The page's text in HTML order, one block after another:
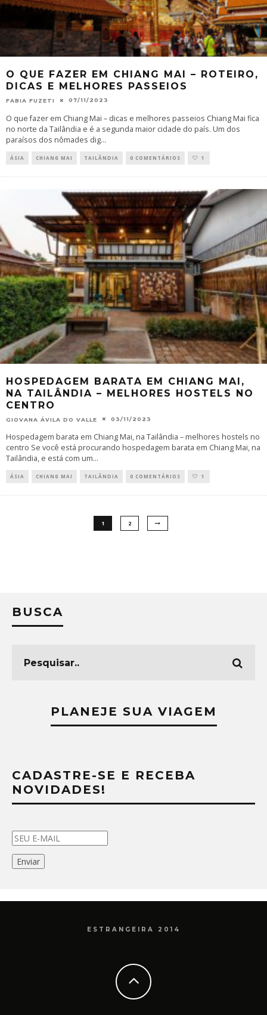
O QUE FAZER EM CHIANG MAI – ROTEIRO,
DICAS E MELHORES PASSEIOS
FABIA FUZETI 07/11/2023
O que fazer em Chiang Mai – dicas e melhores passeios Chiang Mai fica
no norte da Tailândia e é a segunda maior cidade do país. Um dos
paraísos dos nômades dig...
ÁSIA CHIANG MAI TAILÂNDIA 0 COMENTÁRIOS 1
HOSPEDAGEM BARATA EM CHIANG MAI,
NA TAILÂNDIA – MELHORES HOSTELS NO
CENTRO
GIOVANA ÁVILA DO VALLE 03/11/2023
Hospedagem barata em Chiang Mai, na Tailândia – melhores hostels no
centro Se você está procurando hospedagem barata em Chiang Mai, na
Tailândia, e está com um...
ÁSIA CHIANG MAI TAILÂNDIA 0 COMENTÁRIOS 1
1 2
BUSCA
PLANEJE SUA VIAGEM
CADASTRE-SE E RECEBA
NOVIDADES!
ESTRANGEIRA 2014